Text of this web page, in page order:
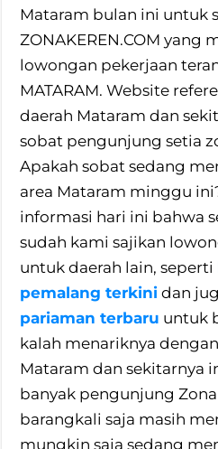
Mataram bulan ini untuk
ZONAKEREN.COM yang
lowongan pekerjaan
MATARAM. Website
daerah Mataram dan
sobat pengunjung setia
Apakah sobat sedang
area Mataram minggu
informasi hari ini bahwa
sudah kami sajikan
untuk daerah lain, seperti
pemalang terkini dan
pariaman terbaru untuk
kalah menariknya
Mataram dan sekitarnya
banyak pengunjung
barangkali saja masih
mungkin saja sedang